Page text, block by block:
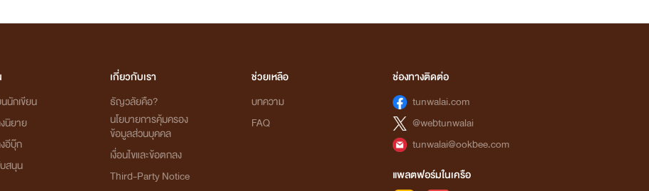
นักเขียน
นิยาย
อีบุ๊ก
สนุน
เกี่ยวกับเรา
ธัญวลัยคือ?
นโยบายการคุ้มครอง
ข้อมูลส่วนบุคคล
เงื่อนไขและข้อตกลง
Third-Party Notice
ช่วยเหลือ
บทความ
FAQ
ช่องทางติดต่อ
tunwalai.com
@webtunwalai
tunwalai@ookbee.com
แพลตฟอร์มในเครือ